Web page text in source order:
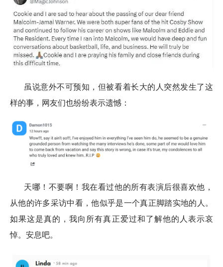
虽说意外不可预知，但被看着长大的人突然发生了这
样的事，网友们也纷纷表示遗憾：
天哪！不要啊！我在看过他的所有表演后很喜欢他，
从他的许多采访中看，他似乎是一个真正脚踏实地的人。
如果这是真的，我向所有真正爱过和了解他的人表示哀
悼。安息吧。